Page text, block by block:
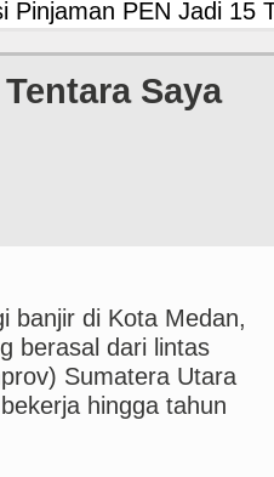
Pinjaman PEN Jadi 15
Persahabatan di
Pemkab Tapanuli
di Anfield
Rumah Produksi
Massal di Sebuah
Kasus Narkoba
Saya
banjir di Kota Medan,
berasal dari lintas
Sumatera Utara
hingga tahun